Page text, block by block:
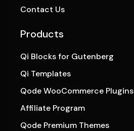
Contact Us
Products
Qi Blocks for Gutenberg
Qi Templates
Qode WooCommerce Plugins
Affiliate Program
Qode Premium Themes